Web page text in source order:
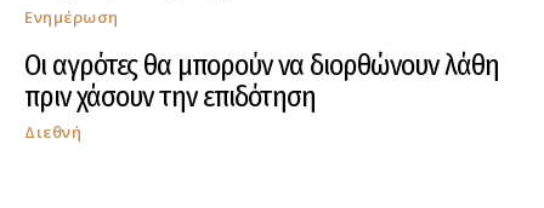
Ενημέρωση
Οι αγρότες θα μπορούν να διορθώνουν λάθη
πριν χάσουν την επιδότηση
Διεθνή